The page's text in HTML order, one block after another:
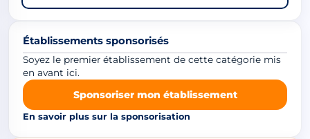
Établissements sponsorisés
Soyez le premier établissement de cette catégorie mis
en avant ici.
Sponsoriser mon établissement
En savoir plus sur la sponsorisation